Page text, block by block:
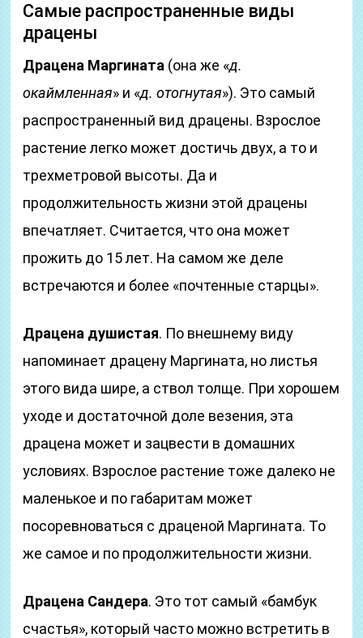
Самые распространенные виды
драцены
Драцена Маргината (она же «д.
окаймленная» и «д. отогнутая»). Это самый
распространенный вид драцены. Взрослое
растение легко может достичь двух, а то и
трехметровой высоты. Да и
продолжительность жизни этой драцены
впечатляет. Считается, что она может
прожить до 15 лет. На самом же деле
встречаются и более «почтенные старцы».
Драцена душистая. По внешнему виду
напоминает драцену Маргината, но листья
этого вида шире, а ствол толще. При хорошем
уходе и достаточной доле везения, эта
драцена может и зацвести в домашних
условиях. Взрослое растение тоже далеко не
маленькое и по габаритам может
посоревноваться с драценой Маргината. То
же самое и по продолжительности жизни.
Драцена Сандера. Это тот самый «бамбук
счастья», который часто можно встретить в